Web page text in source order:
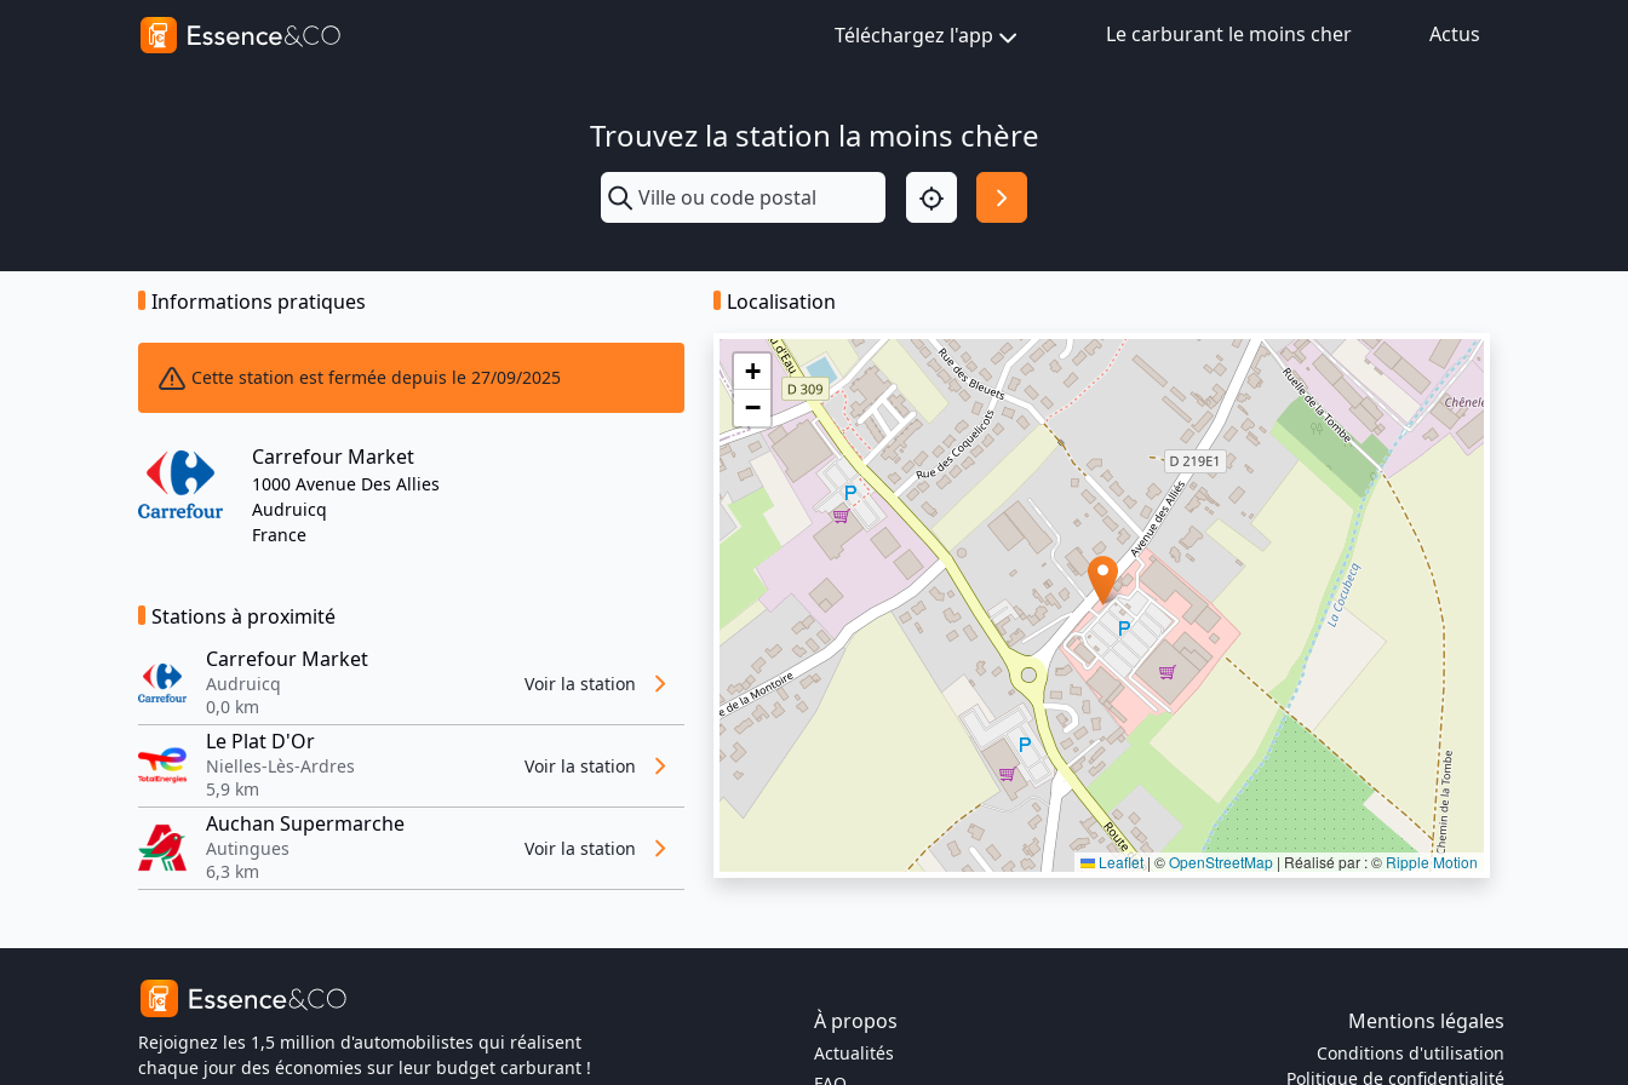
Téléchargez l'app Le carburant le moins cher Actus
Trouvez la station la moins chère
Informations pratiques
Cette station est fermée depuis le 27/09/2025
Carrefour Market
1000 Avenue Des Allies
Audruicq
France
Stations à proximité
Carrefour Market
Audruicq
0,0 km
Voir la station
Le Plat D'Or
Nielles-Lès-Ardres
5,9 km
Voir la station
Auchan Supermarche
Autingues
6,3 km
Voir la station
Localisation
+
−
Leaflet| ©OpenStreetMap | Réalisé par : © Ripple Motion
Rejoignez les 1,5 million d'automobilistes qui réalisent
chaque jour des économies sur leur budget carburant !
À propos Mentions légales
Actualités
Conditions d'utilisation
Politique de confidentialité